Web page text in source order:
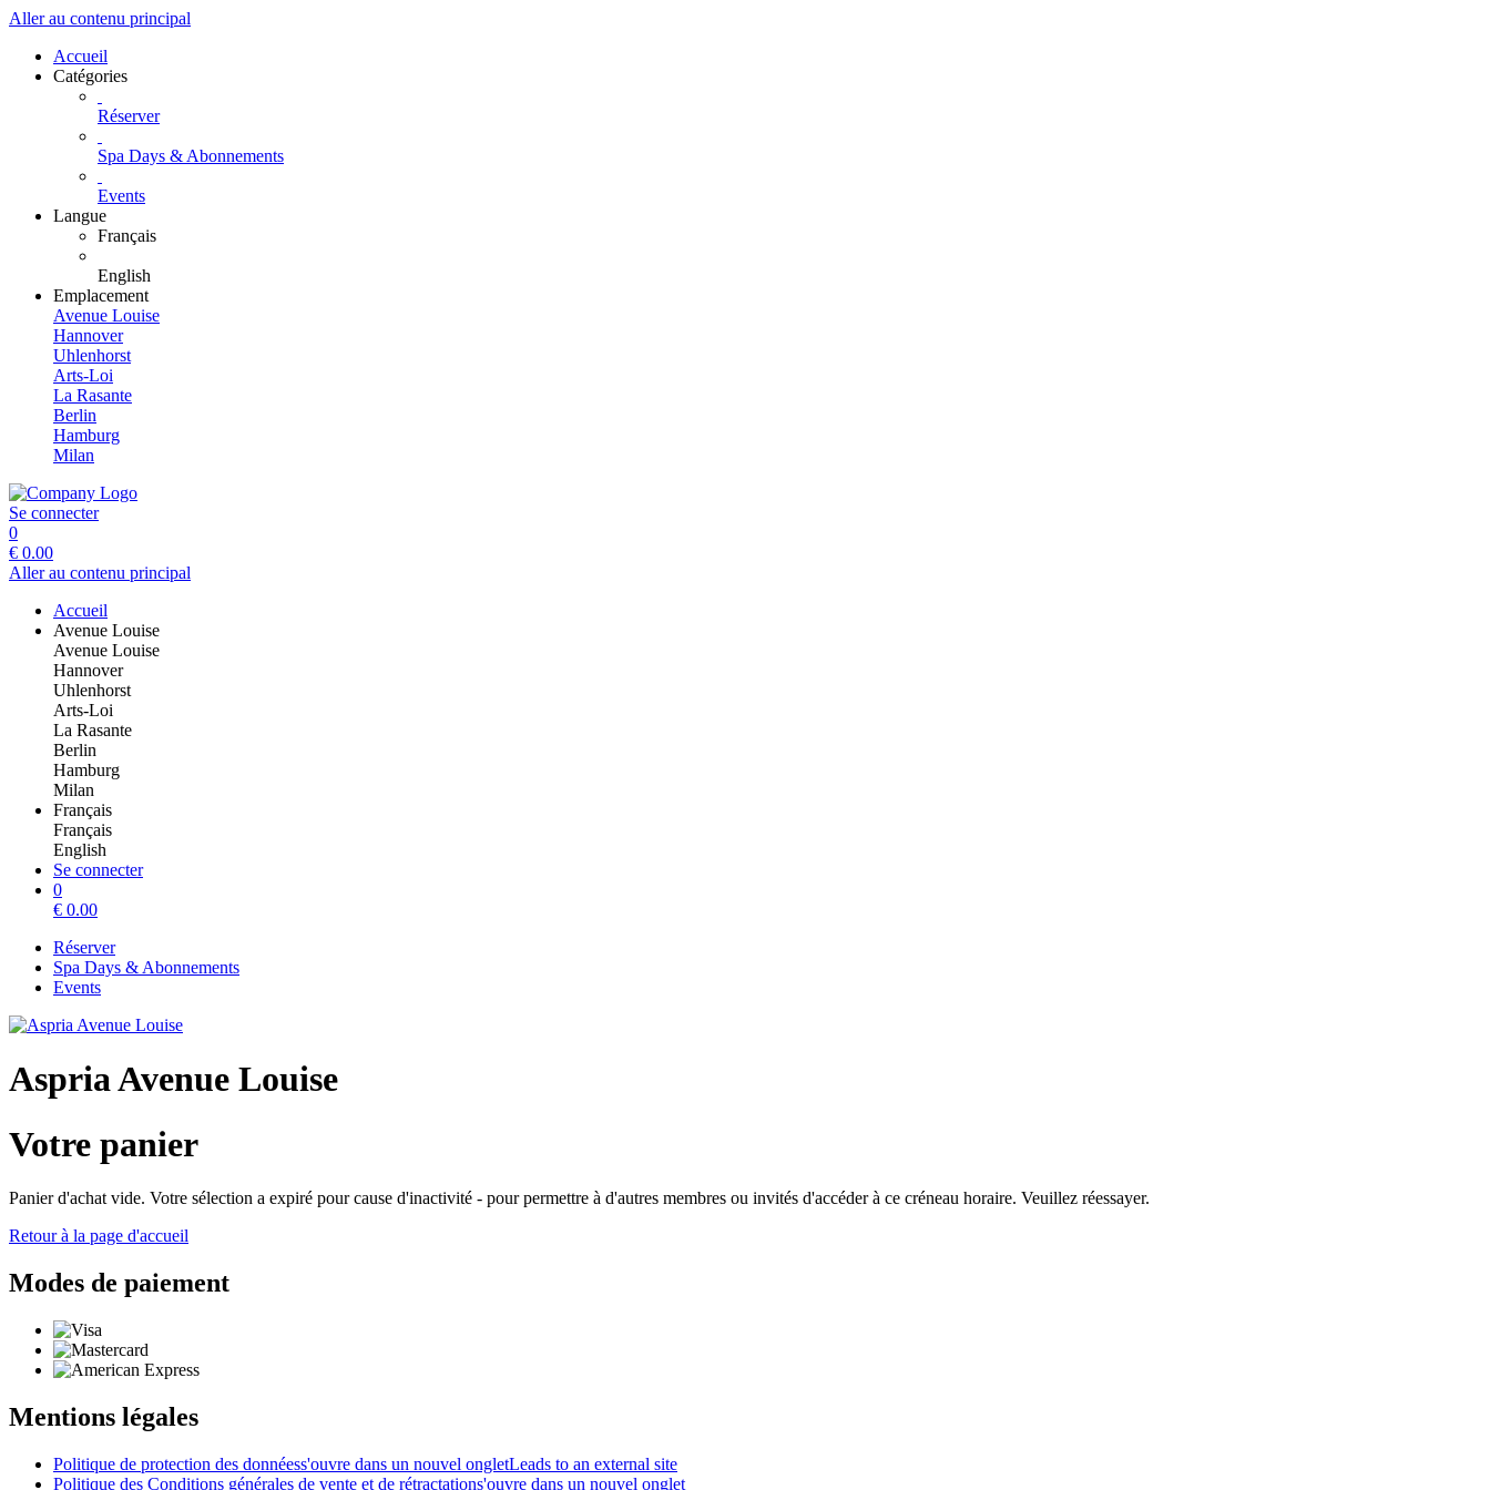
Aller au contenu principal
Accueil
Catégories
Réserver
Spa Days & Abonnements
Events
Langue
Français
English
Emplacement
Avenue Louise
Hannover
Uhlenhorst
Arts-Loi
La Rasante
Berlin
Hamburg
Milan
Se connecter
0
€ 0.00
Aller au contenu principal
Accueil
Avenue Louise
Avenue Louise
Hannover
Uhlenhorst
Arts-Loi
La Rasante
Berlin
Hamburg
Milan
Français
Français
English
Se connecter
0
€ 0.00
Réserver
Spa Days & Abonnements
Events
Aspria Avenue Louise
Votre panier
Panier d'achat vide. Votre sélection a expiré pour cause d'inactivité - pour permettre à d'autres membres ou invités d'accéder à ce créneau horaire. Veuillez réessayer.
Retour à la page d'accueil
Modes de paiement
Mentions légales
Politique de protection des donnéess'ouvre dans un nouvel ongletLeads to an external site
Politique des Conditions générales de vente et de rétractations'ouvre dans un nouvel onglet